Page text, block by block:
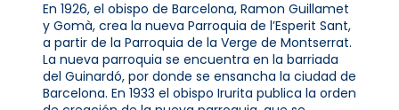
En 1926, el obispo de Barcelona, Ramon Guillamet
y Gomà, crea la nueva Parroquia de l’Esperit Sant,
a partir de la Parroquia de la Verge de Montserrat.
La nueva parroquia se encuentra en la barriada
del Guinardó, por donde se ensancha la ciudad de
Barcelona. En 1933 el obispo Irurita publica la orden